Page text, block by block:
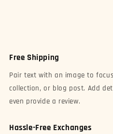
Free Shipping
Pair text with an image to
collection, or blog post. Add
even provide a review.
Hassle-Free Exchanges